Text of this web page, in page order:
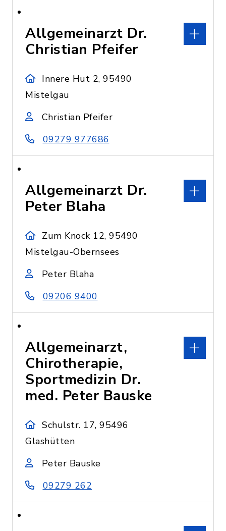
Allgemeinarzt Dr.
Christian Pfeifer
Innere Hut 2, 95490
Mistelgau
Christian Pfeifer
09279 977686
Allgemeinarzt Dr.
Peter Blaha
Zum Knock 12, 95490
Mistelgau-Obernsees
Peter Blaha
09206 9400
Allgemeinarzt,
Chirotherapie,
Sportmedizin Dr.
med. Peter Bauske
Schulstr. 17, 95496
Glashütten
Peter Bauske
09279 262